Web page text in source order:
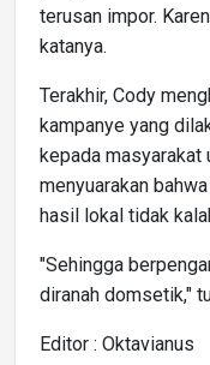
terusan impor.
katanya.
Terakhir, Cody
kampanye yang
kepada masyarakat
menyuarakan
hasil lokal tidak
"Sehingga
diranah domsetik,"
Editor : Oktavianus